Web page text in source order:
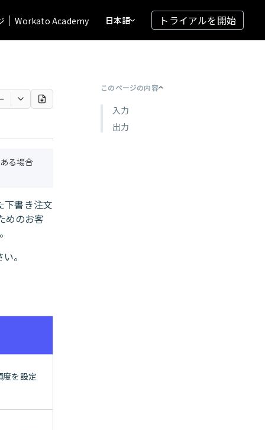
Workato Academy 日本語 トライアルを開始
る場合
下書き注文
めのお客
。
を設定
このページの内容
入力
出力